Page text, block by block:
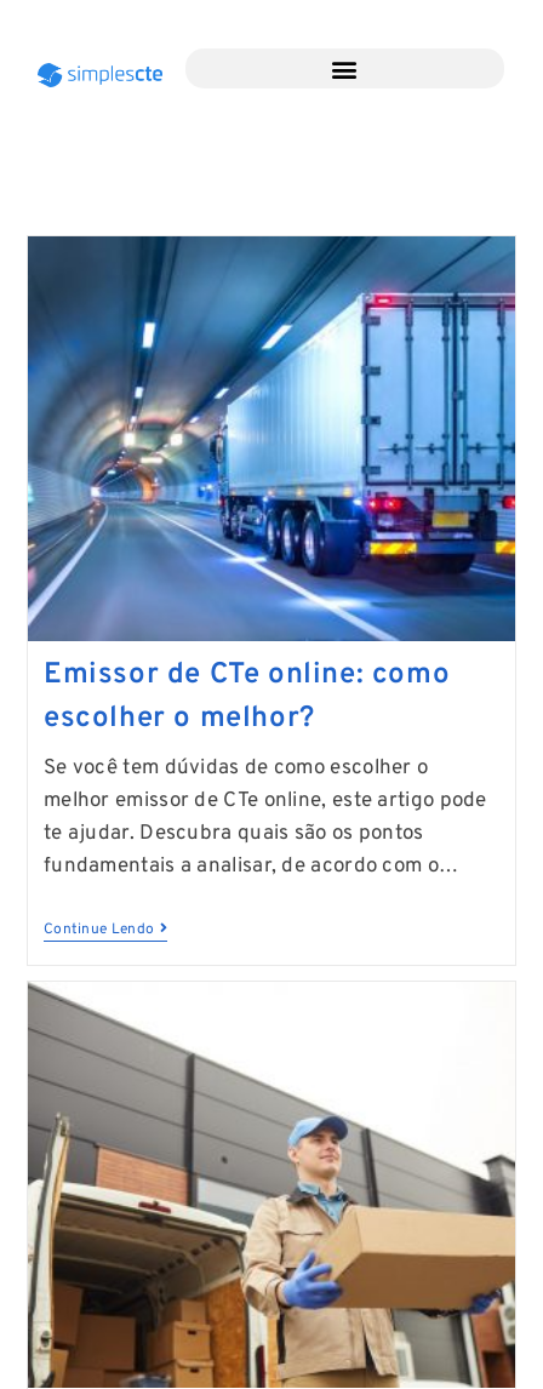
Emissor de CTe online: como
escolher o melhor?
Se você tem dúvidas de como escolher o
melhor emissor de CTe online, este artigo pode
te ajudar. Descubra quais são os pontos
fundamentais a analisar, de acordo com o…
Continue Lendo